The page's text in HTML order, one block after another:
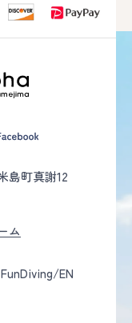
島町真謝12
ム
FunDiving/EN